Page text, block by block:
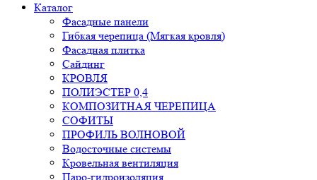
Каталог
Фасадные панели
Гибкая черепица (Мягкая кровля)
Фасадная плитка
Сайдинг
КРОВЛЯ
ПОЛИЭСТЕР 0,4
КОМПОЗИТНАЯ ЧЕРЕПИЦА
СОФИТЫ
ПРОФИЛЬ ВОЛНОВОЙ
Водосточные системы
Кровельная вентиляция
Паро-гидроизоляция